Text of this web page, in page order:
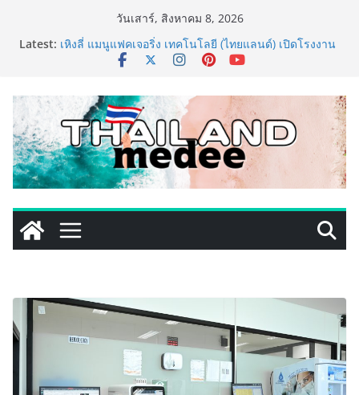
วันเสาร์, สิงหาคม 8, 2026
Latest: เหิงลี่ แมนูแฟคเจอริ่ง เทคโนโลยี (ไทยแลนด์) เปิดโรงงาน
แห่งใหม่ในชลบุรี เดินหน้าขยายฐานการผลิตสู่เอเชียตะวัน
TECNO ประกาศทรานส์ฟอร์มจากเกมมิ่งโฟน สู่ไลฟ์สไตล์
แฟชั่นไอเท็ม เสิร์ฟใหญ่ปักหมุดแลนมาร์คใหม่กลางสถานี
MRT วาง POVA 8 Series จุดเริ่มต้นครั้งสำคัญ
PIPPER STANDARD® เปิดตัวแชมพูอาบน้ำ และ โฟมอาบ
แห้งสัตว์เลี้ยง ชูนวัตกรรมพลังธรรมชาติ “Zero-Residue”
เลียขนได้ ปลอดภัย ไร้สารตกค้าง
เริ่มแล้ว! อ.ต.ก.แฟร์ 4 ภาค @ภาคกลาง “มนต์เสน่ห์เกษตร
ไทย สู่ใจกลางมหานคร” ชวนชิม ช้อป สินค้าเกษตร
คุณภาพจากทั่วไทย วันนี้ – 8 สิงหาคมนี้ ณ ลานคนเมือง
ททท. ประกาศความสำเร็จ Village to the World Season
5 ผนึก 9 พันธมิตร ขับเคลื่อน ESG Tourism สืบสานพระ